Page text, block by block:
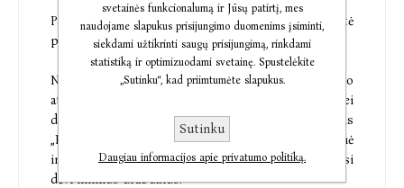
Paslaptys. Melas. Žmogžudystė. Tegul šventė
prasideda...
Naujausio ir madingiausio prabangaus kurorto
atidarymo vakaras, kuriam nepagailėta nei mažų, nei
didelių išlaidų. „Begalybės baseinas“ spindi; kokteilis
„Dvaro makalas“ (greipfrutų sultys, imbieras, degtinė
ir šlakelis kanapių aliejaus) pilstomas negailint. Visi
dėvi lininius drabužius.
svetainės funkcionalumą ir Jūsų patirtį, mes
naudojame slapukus prisijungimo duomenims įsiminti,
siekdami užtikrinti saugų prisijungimą, rinkdami
statistiką ir optimizuodami svetainę. Spustelėkite
„Sutinku“, kad priimtumėte slapukus.
Sutinku
Daugiau informacijos apie privatumo politiką.